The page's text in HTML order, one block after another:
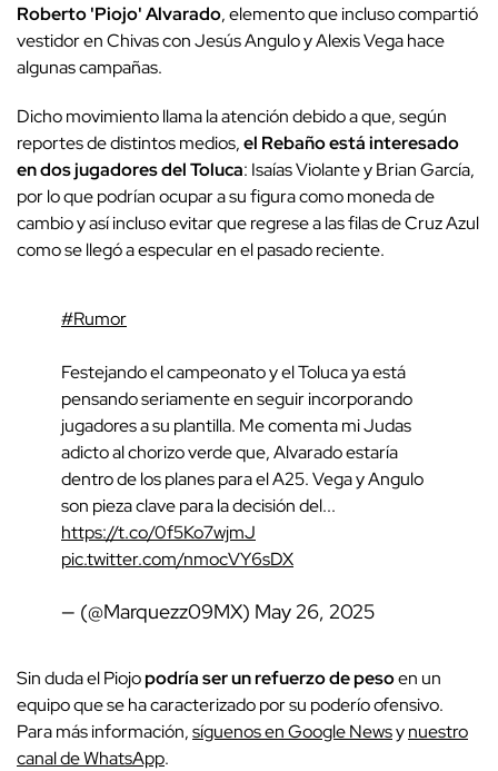
Roberto 'Piojo' Alvarado, elemento que incluso compartió
vestidor en Chivas con Jesús Angulo y Alexis Vega hace
algunas campañas.
Dicho movimiento llama la atención debido a que, según
reportes de distintos medios,el Rebaño está interesado
en dos jugadores del Toluca: Isaías Violante y Brian García,
por lo que podrían ocupar a su figura como moneda de
cambio y así incluso evitar que regrese a las filas de Cruz Azul
como se llegó a especular en el pasado reciente.
#Rumor
Festejando el campeonato y el Toluca ya está
pensando seriamente en seguir incorporando
jugadores a su plantilla. Me comenta mi Judas
adicto al chorizo verde que, Alvarado estaría
dentro de los planes para el A25. Vega y Angulo
son pieza clave para la decisión del...
https://t.co/0f5Ko7wjmJ
pic.twitter.com/nmocVY6sDX
— (@Marquezz09MX) May 26, 2025
Sin duda el Piojopodría ser un refuerzo de pesoen un
equipo que se ha caracterizado por su poderío ofensivo.
Para más información,síguenos en Google Newsynuestro
canal de WhatsApp.